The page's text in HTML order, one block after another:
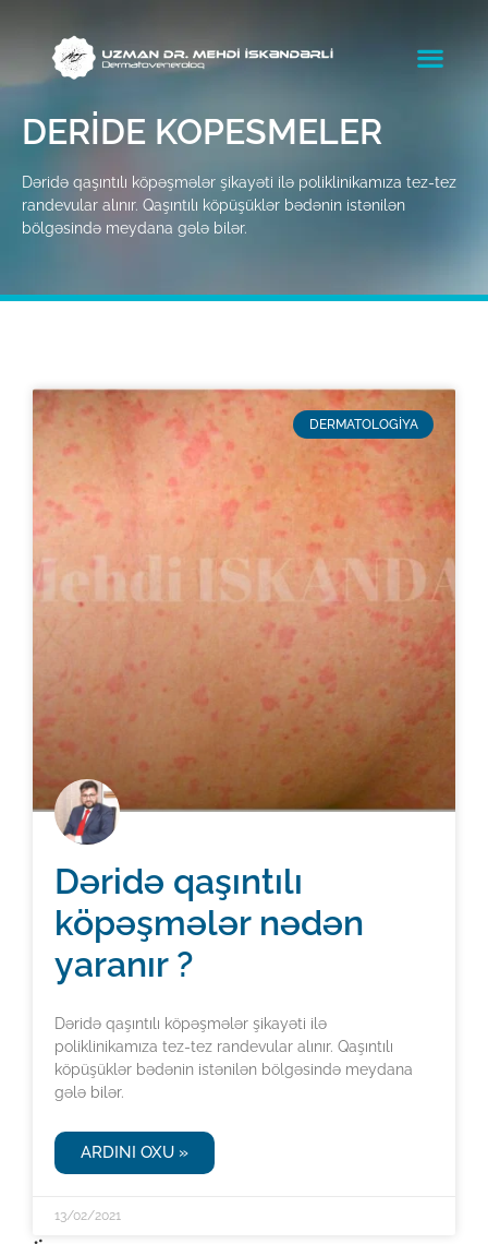
DERIDE KOPESMELER
Dəridə qaşıntılı köpəşmələr şikayəti ilə poliklinikamıza tez-tez
randevular alınır. Qaşıntılı köpüşüklər bədənin istənilən
bölgəsində meydana gələ bilər.
DERMATOLOGİYA
Dəridə qaşıntılı
köpəşmələr nədən
yaranır ?
Dəridə qaşıntılı köpəşmələr şikayəti ilə
poliklinikamıza tez-tez randevular alınır. Qaşıntılı
köpüşüklər bədənin istənilən bölgəsində meydana
gələ bilər.
ARDINI OXU »
13/02/2021